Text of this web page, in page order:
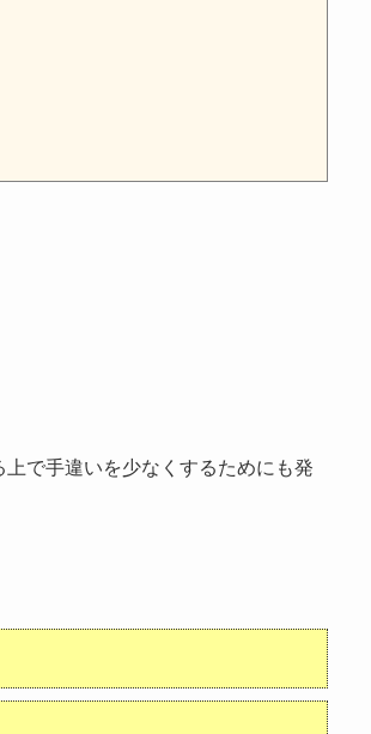
で手違いを少なくするためにも発